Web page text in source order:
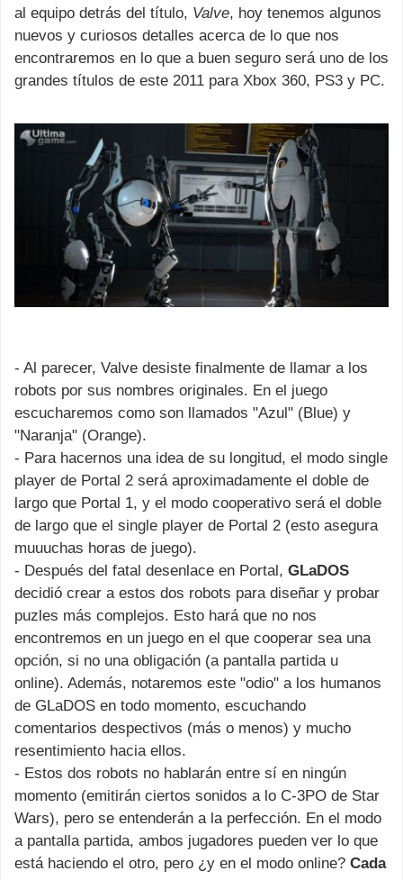
al equipo detrás del título, Valve, hoy tenemos algunos
nuevos y curiosos detalles acerca de lo que nos
encontraremos en lo que a buen seguro será uno de los
grandes títulos de este 2011 para Xbox 360, PS3 y PC.
- Al parecer, Valve desiste finalmente de llamar a los
robots por sus nombres originales. En el juego
escucharemos como son llamados "Azul" (Blue) y
"Naranja" (Orange).
- Para hacernos una idea de su longitud, el modo single
player de Portal 2 será aproximadamente el doble de
largo que Portal 1, y el modo cooperativo será el doble
de largo que el single player de Portal 2 (esto asegura
muuuchas horas de juego).
- Después del fatal desenlace en Portal, GLaDOS
decidió crear a estos dos robots para diseñar y probar
puzles más complejos. Esto hará que no nos
encontremos en un juego en el que cooperar sea una
opción, si no una obligación (a pantalla partida u
online). Además, notaremos este "odio" a los humanos
de GLaDOS en todo momento, escuchando
comentarios despectivos (más o menos) y mucho
resentimiento hacia ellos.
- Estos dos robots no hablarán entre sí en ningún
momento (emitirán ciertos sonidos a lo C-3PO de Star
Wars), pero se entenderán a la perfección. En el modo
a pantalla partida, ambos jugadores pueden ver lo que
está haciendo el otro, pero ¿y en el modo online? Cada